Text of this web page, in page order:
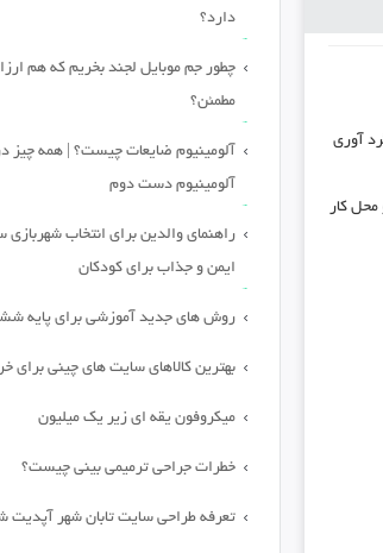
آوری
کار
دارد؟
چطور جم موبایل لجند بخریم که هم
مطمئن؟
آلومینیوم ضایعات چیست؟ | همه چیز
آلومینیوم دست دوم
راهنمای والدین برای انتخاب
ایمن و جذاب برای کودکان
روش های جدید آموزشی برای پایه
بهترین کالاهای سایت های چینی برای
میکروفون یقه ای زیر یک میلیون
خطرات جراحی ترمیمی بینی چیست؟
تعرفه طراحی سایت تابان شهر آپدیت